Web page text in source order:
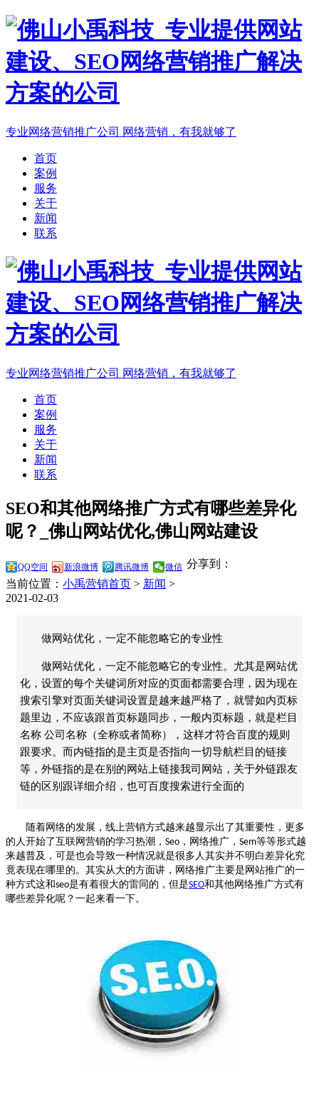
专业网络营销推广公司 网络营销，有我就够了
首页
案例
服务
关于
新闻
联系
专业网络营销推广公司 网络营销，有我就够了
首页
案例
服务
关于
新闻
联系
SEO和其他网络推广方式有哪些差异化
呢？_佛山网站优化,佛山网站建设
分享到：
QQ空间 新浪微博 腾讯微博 微信
当前位置： 小禹营销首页 > 新闻 >
2021-02-03
做网站优化，一定不能忽略它的专业性
做网站优化，一定不能忽略它的专业性。尤其是网站优
化，设置的每个关键词所对应的页面都需要合理，因为现在
搜索引擎对页面关键词设置是越来越严格了，就譬如内页标
题里边，不应该跟首页标题同步，一般内页标题，就是栏目
名称 公司名称（全称或者简称），这样才符合百度的规则
跟要求。而内链指的是主页是否指向一切导航栏目的链接
等，外链指的是在别的网站上链接我司网站，关于外链跟友
链的区别跟详细介绍，也可百度搜索进行全面的
随着网络的发展，线上营销方式越来越显示出了其重要性，更多
的人开始了互联网营销的学习热潮， Seo ，网络推广， Sem等等形式越
来越普及，可是也会导致一种情况就是很多人其实并不明白差异化究
竟表现在哪里的。其实从大的方面讲，网络推广主要是网站推广的一
种方式这和seo是有着很大的雷同的，但是SEO和其他网络推广方式有
哪些差异化呢？一起来看一下。